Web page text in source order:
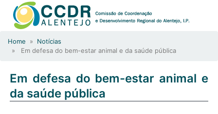
Home » Notícias
» Em defesa do bem-estar animal e da saúde pública
Em defesa do bem-estar animal e
da saúde pública